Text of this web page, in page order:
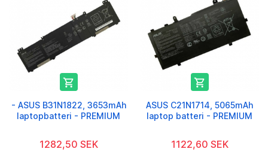

- ASUS B31N1822, 3653mAh
laptopbatteri - PREMIUM
1282,50 SEK

ASUS C21N1714, 5065mAh
laptop batteri - PREMIUM
1122,60 SEK